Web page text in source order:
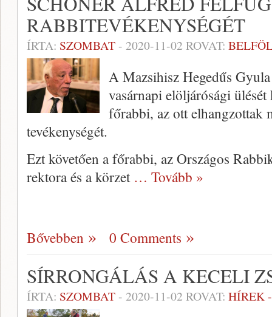
RABBITEVÉKENYSÉGÉT
ÍRTA: SZOMBAT- 2020-11-02 ROVAT:
A Mazsihisz Hegedűs
vasárnapi elöljárósági
főrabbi, az ott elhangzottak
tevékenységét.
Ezt követően a főrabbi, az Országos
rektora és a körzet … Tovább »
Bővebben 0 Comments
SÍRRONGÁLÁS A KECELI
ÍRTA: SZOMBAT- 2020-11-02 ROVAT: HÍREK